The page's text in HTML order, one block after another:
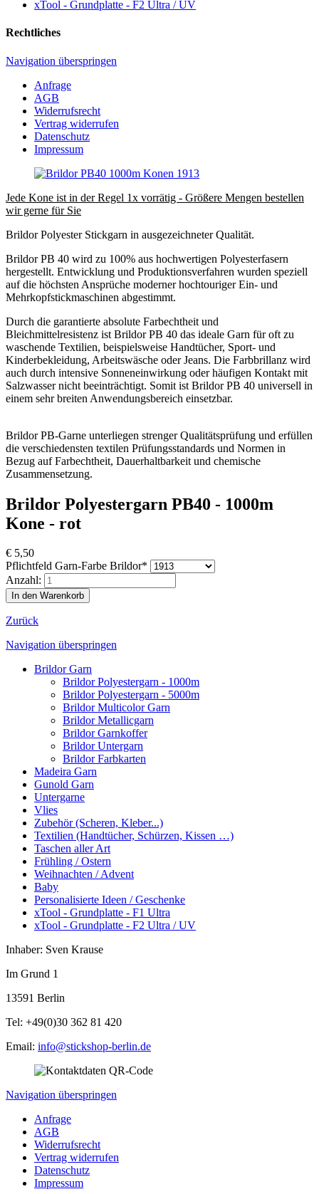
xTool - Grundplatte - F2 Ultra / UV
Rechtliches
Navigation überspringen
Anfrage
AGB
Widerrufsrecht
Vertrag widerrufen
Datenschutz
Impressum
Jede Kone ist in der Regel 1x vorrätig - Größere Mengen bestellen
wir gerne für Sie
Brildor Polyester Stickgarn in ausgezeichneter Qualität.
Brildor PB 40 wird zu 100% aus hochwertigen Polyesterfasern
hergestellt. Entwicklung und Produktionsverfahren wurden speziell
auf die höchsten Ansprüche moderner hochtouriger Ein- und
Mehrkopfstickmaschinen abgestimmt.
Durch die garantierte absolute Farbechtheit und
Bleichmittelresistenz ist Brildor PB 40 das ideale Garn für oft zu
waschende Textilien, beispielsweise Handtücher, Sport- und
Kinderbekleidung, Arbeitswäsche oder Jeans. Die Farbbrillanz wird
auch durch intensive Sonneneinwirkung oder häufigen Kontakt mit
Salzwasser nicht beeinträchtigt. Somit ist Brildor PB 40 universell in
einem sehr breiten Anwendungsbereich einsetzbar.
Brildor PB-Garne unterliegen strenger Qualitätsprüfung und erfüllen
die verschiedensten textilen Prüfungsstandards und Normen in
Bezug auf Farbechtheit, Dauerhaltbarkeit und chemische
Zusammensetzung.
Brildor Polyestergarn PB40 - 1000m
Kone - rot
€ 5,50
Pflichtfeld Garn-Farbe Brildor*
Anzahl:
Zurück
Navigation überspringen
Brildor Garn
Brildor Polyestergarn - 1000m
Brildor Polyestergarn - 5000m
Brildor Multicolor Garn
Brildor Metallicgarn
Brildor Garnkoffer
Brildor Untergarn
Brildor Farbkarten
Madeira Garn
Gunold Garn
Untergarne
Vlies
Zubehör (Scheren, Kleber...)
Textilien (Handtücher, Schürzen, Kissen …)
Taschen aller Art
Frühling / Ostern
Weihnachten / Advent
Baby
Personalisierte Ideen / Geschenke
xTool - Grundplatte - F1 Ultra
xTool - Grundplatte - F2 Ultra / UV
Inhaber: Sven Krause
Im Grund 1
13591 Berlin
Tel: +49(0)30 362 81 420
Email: info@stickshop-berlin.de
Navigation überspringen
Anfrage
AGB
Widerrufsrecht
Vertrag widerrufen
Datenschutz
Impressum